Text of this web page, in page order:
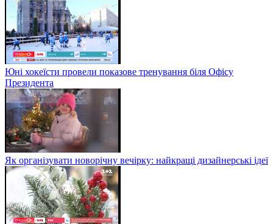
Юні хокеїсти провели показове тренування біля Офісу
Президента
Як організувати новорічну вечірку: найкращі дизайнерські ідеї